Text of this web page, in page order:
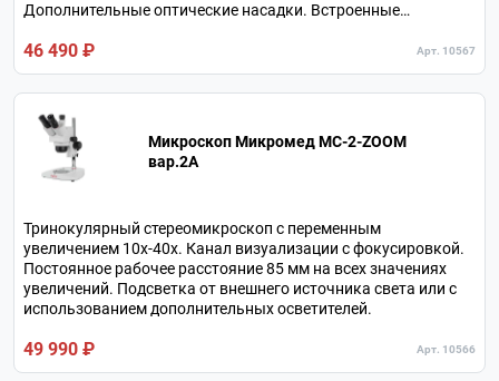
Дополнительные оптические насадки. Встроенные
лампах.
46 490 ₽ Арт. 10567
Микроскоп Микромед MC-2-ZOOM
вар.2А
Тринокулярный стереомикроскоп с переменным
увеличением 10х-40х. Канал визуализации с фокусировкой.
Постоянное рабочее расстояние 85 мм на всех значениях
увеличений. Подсветка от внешнего источника света или с
использованием дополнительных осветителей.
49 990 ₽ Арт. 10566